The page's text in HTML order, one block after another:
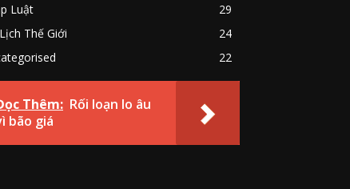
Luật
29
Thế Giới
24
22
Thêm: Rối loạn lo âu
bão giá